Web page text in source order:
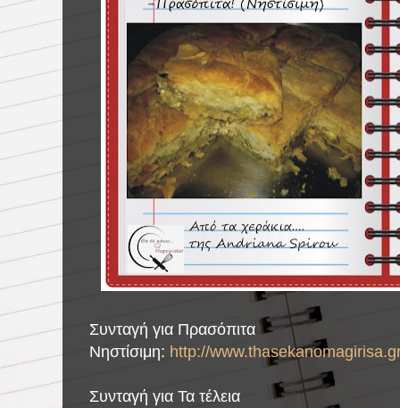
Συνταγή για Πρασόπιτα
Νηστίσιμη: http://
Συνταγή για Τα τέλεια